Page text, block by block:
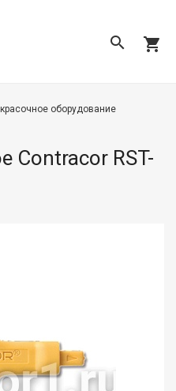
search shopping_cart
оборудование
Contracor RST-